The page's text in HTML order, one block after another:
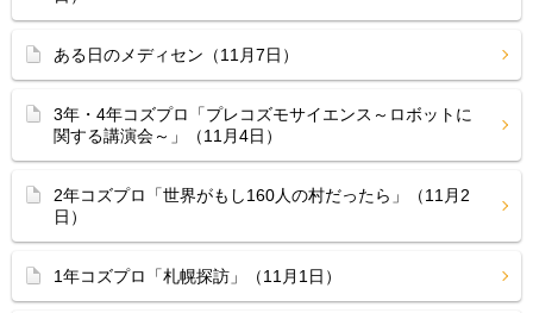
ある日のメディセン（11月7日）
3年・4年コズプロ「プレコズモサイエンス～ロボットに
関する講演会～」（11月4日）
2年コズプロ「世界がもし160人の村だったら」（11月2
日）
1年コズプロ「札幌探訪」（11月1日）